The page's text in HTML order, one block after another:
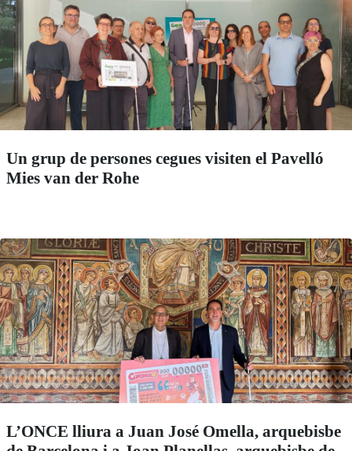
Un grup de persones cegues visiten el Pavelló
Mies van der Rohe
L’ONCE lliura a Juan José Omella, arquebisbe